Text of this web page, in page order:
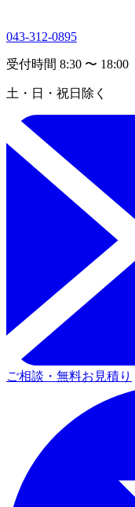
043-312-0895
受付時間 8:30 〜 18:00
土・日・祝日除く
ご相談・無料お見積り